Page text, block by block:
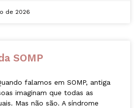
de 2026
SOMP
falamos em SOMP, antiga
imaginam que todas as
Mas não são. A síndrome